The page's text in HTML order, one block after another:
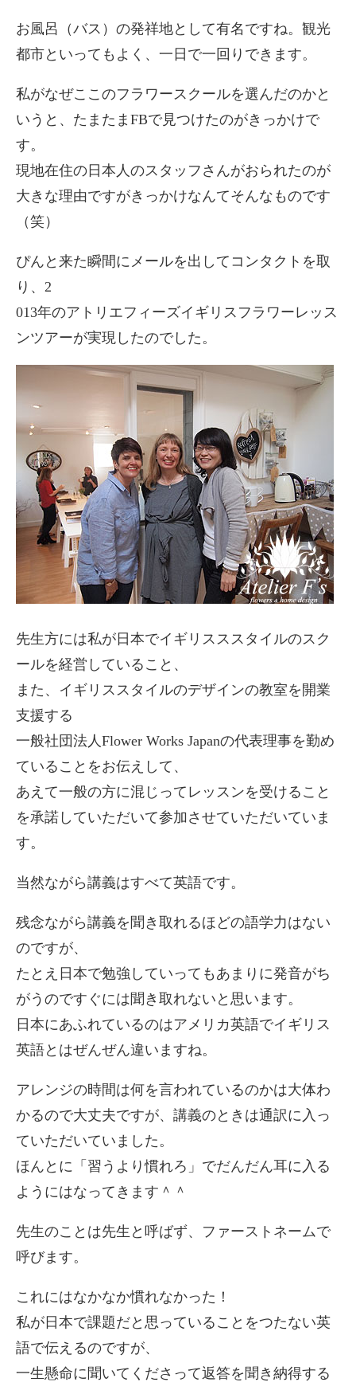
お風呂（バス）の発祥地として有名ですね。観光
都市といってもよく、一日で一回りできます。
私がなぜここのフラワースクールを選んだのかと
いうと、たまたまFBで見つけたのがきっかけで
す。
現地在住の日本人のスタッフさんがおられたのが
大きな理由ですがきっかけなんてそんなものです
（笑）
ぴんと来た瞬間にメールを出してコンタクトを取
り、2
013年のアトリエフィーズイギリスフラワーレッス
ンツアーが実現したのでした。
先生方には私が日本でイギリスススタイルのスク
ールを経営していること、
また、イギリススタイルのデザインの教室を開業
支援する
一般社団法人Flower Works Japanの代表理事を勤め
ていることをお伝えして、
あえて一般の方に混じってレッスンを受けること
を承諾していただいて参加させていただいていま
す。
当然ながら講義はすべて英語です。
残念ながら講義を聞き取れるほどの語学力はない
のですが、
たとえ日本で勉強していってもあまりに発音がち
がうのですぐには聞き取れないと思います。
日本にあふれているのはアメリカ英語でイギリス
英語とはぜんぜん違いますね。
アレンジの時間は何を言われているのかは大体わ
かるので大丈夫ですが、講義のときは通訳に入っ
ていただいていました。
ほんとに「習うより慣れろ」でだんだん耳に入る
ようにはなってきます＾＾
先生のことは先生と呼ばず、ファーストネームで
呼びます。
これにはなかなか慣れなかった！
私が日本で課題だと思っていることをつたない英
語で伝えるのですが、
一生懸命に聞いてくださって返答を聞き納得する